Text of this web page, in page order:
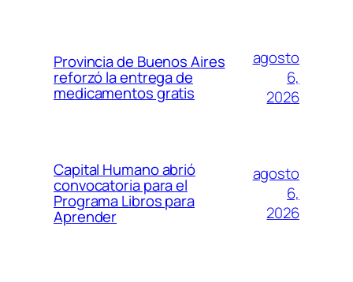
Provincia de Buenos Aires
reforzó la entrega de
medicamentos gratis
agosto
6,
2026
Capital Humano abrió
convocatoria para el
Programa Libros para
Aprender
agosto
6,
2026